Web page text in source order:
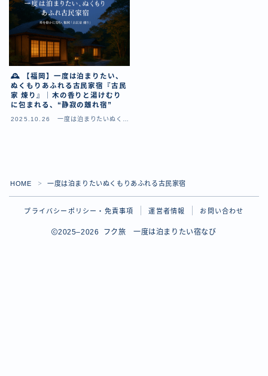
🕰 【福岡】一度は泊まりたい、
ぬくもりあふれる古民家宿『古民
家 煉り』｜木の香りと湯けむり
に包まれる、“静寂の離れ宿”
2025.10.26
一度は泊まりたいぬくも
HOME ＞ 一度は泊まりたいぬくもりあふれる古民家宿
プライバシーポリシー・免責事項 運営者情報 お問い合わせ
2025–2026 フク旅 一度は泊まりたい宿なび